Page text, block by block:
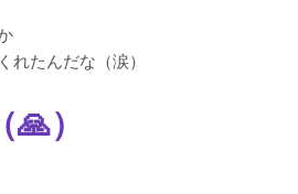
れたんだな（涙）
）